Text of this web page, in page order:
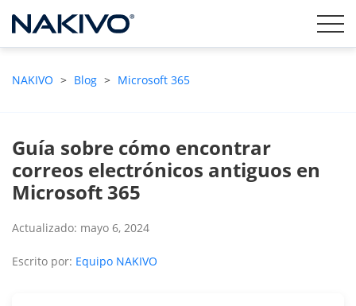
NAKIVO > Blog > Microsoft 365
Guía sobre cómo encontrar
correos electrónicos antiguos en
Microsoft 365
Actualizado: mayo 6, 2024
Escrito por: Equipo NAKIVO